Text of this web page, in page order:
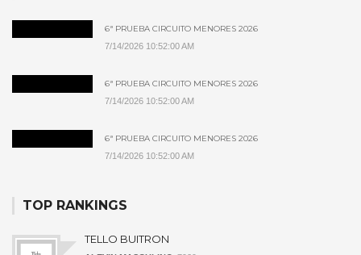
6ª PRUEBA CIRCUITO MENORES 2026
7/14/2026 10:52:00 AM
6ª PRUEBA CIRCUITO MENORES 2026
7/14/2026 10:52:00 AM
6ª PRUEBA CIRCUITO MENORES 2026
7/14/2026 10:52:00 AM
TOP RANKINGS
TELLO BUITRON